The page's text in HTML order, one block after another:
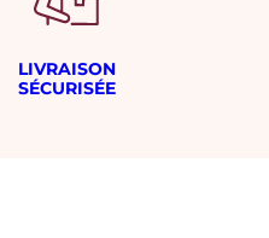
LIVRAISON
SÉCURISÉE